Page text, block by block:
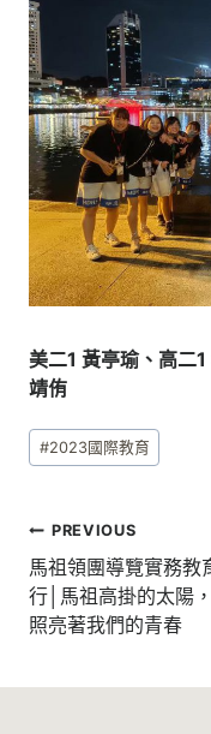
美二1 黃亭瑜、高二
靖侑
Post
Tags:
#2023國際教育
文
章
導
PREVIOUS
馬祖領團導覽實務教
行│馬祖高掛的太陽
照亮著我們的青春